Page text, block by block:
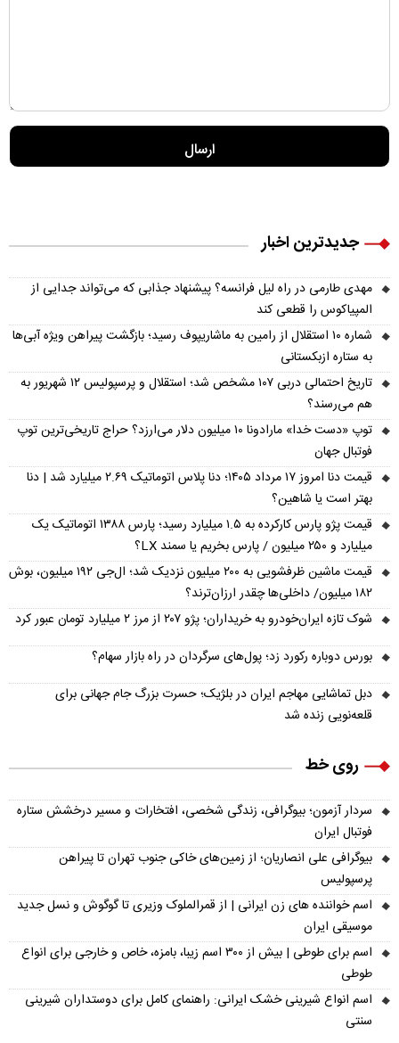
جدیدترین اخبار
مهدی طارمی در راه لیل فرانسه؟ پیشنهاد جذابی که می‌تواند جدایی از
المپیاکوس را قطعی کند
شماره ۱۰ استقلال از رامین به ماشاریپوف رسید؛ بازگشت پیراهن ویژه آبی‌ها
به ستاره ازبکستانی
تاریخ احتمالی دربی ۱۰۷ مشخص شد؛ استقلال و پرسپولیس ۱۲ شهریور به
هم می‌رسند؟
توپ «دست خدا» مارادونا ۱۰ میلیون دلار می‌ارزد؟ حراج تاریخی‌ترین توپ
فوتبال جهان
قیمت دنا امروز ۱۷ مرداد ۱۴۰۵؛ دنا پلاس اتوماتیک ۲.۶۹ میلیارد شد | دنا
بهتر است یا شاهین؟
قیمت پژو پارس کارکرده به ۱.۵ میلیارد رسید؛ پارس ۱۳۸۸ اتوماتیک یک
میلیارد و ۲۵۰ میلیون / پارس بخریم یا سمند LX؟
قیمت ماشین ظرفشویی به ۲۰۰ میلیون نزدیک شد؛ ال‌جی ۱۹۲ میلیون، بوش
۱۸۲ میلیون/ داخلی‌ها چقدر ارزان‌ترند؟
شوک تازه ایران‌خودرو به خریداران؛ پژو ۲۰۷ از مرز ۲ میلیارد تومان عبور کرد
بورس دوباره رکورد زد؛ پول‌های سرگردان در راه بازار سهام؟
دبل تماشایی مهاجم ایران در بلژیک؛ حسرت بزرگ جام جهانی برای
قلعه‌نویی زنده شد
روی خط
سردار آزمون؛ بیوگرافی، زندگی شخصی، افتخارات و مسیر درخشش ستاره
فوتبال ایران
بیوگرافی علی انصاریان؛ از زمین‌های خاکی جنوب تهران تا پیراهن
پرسپولیس
اسم خواننده های زن ایرانی | از قمرالملوک وزیری تا گوگوش و نسل جدید
موسیقی ایران
اسم برای طوطی | بیش از ۳۰۰ اسم زیبا، بامزه، خاص و خارجی برای انواع
طوطی
اسم انواع شیرینی خشک ایرانی: راهنمای کامل برای دوستداران شیرینی
سنتی